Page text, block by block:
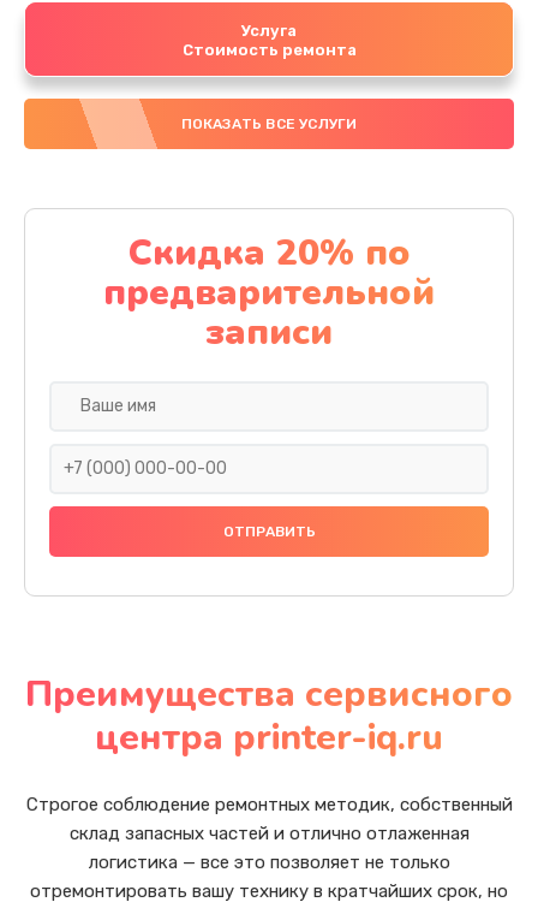
Услуга
Стоимость ремонта
ПОКАЗАТЬ ВСЕ УСЛУГИ
Скидка 20% по
предварительной
записи
Преимущества сервисного
центра printer-iq.ru
Строгое соблюдение ремонтных методик, собственный
склад запасных частей и отлично отлаженная
логистика — все это позволяет не только
отремонтировать вашу технику в кратчайших срок, но